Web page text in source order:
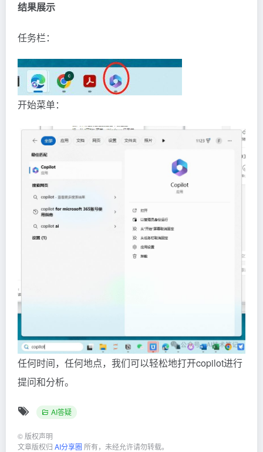
结果展示
任务栏：
开始菜单：
任何时间，任何地点，我们可以轻松地打开copilot进行
提问和分析。
AI答疑
© 版权声明
文章版权归 AI分享圈 所有，未经允许请勿转载。